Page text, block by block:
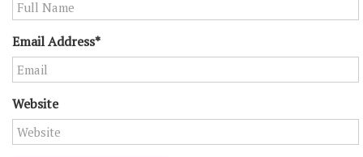
Email Address*
Website